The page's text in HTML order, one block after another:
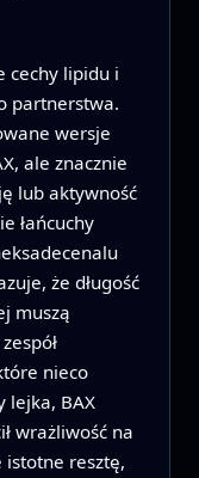
cechy lipidu i
partnerstwa.
wersje
ale znacznie
lub aktywność
łańcuchy
że długość
muszą
nieco
lejka, BAX
wrażliwość na
istotne resztę,